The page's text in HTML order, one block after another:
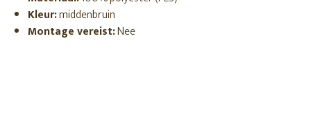
Kleur:middenbruin
Montage vereist:Nee